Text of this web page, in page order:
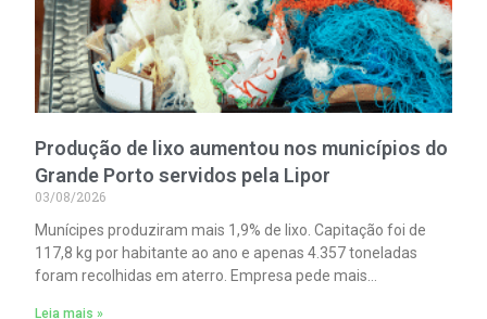
Produção de lixo aumentou nos municípios do
Grande Porto servidos pela Lipor
03/08/2026
Munícipes produziram mais 1,9% de lixo. Capitação foi de
117,8 kg por habitante ao ano e apenas 4.357 toneladas
foram recolhidas em aterro. Empresa pede mais
Leia mais »